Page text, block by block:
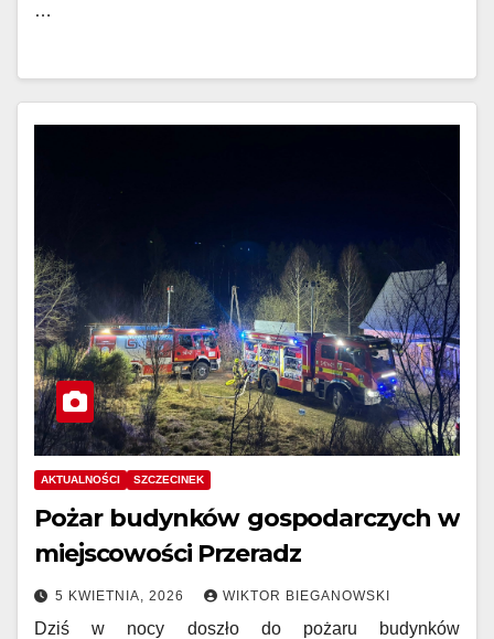
…
AKTUALNOŚCI SZCZECINEK
Pożar budynków gospodarczych w
miejscowości Przeradz
5 KWIETNIA, 2026 WIKTOR BIEGANOWSKI
Dziś w nocy doszło do pożaru budynków